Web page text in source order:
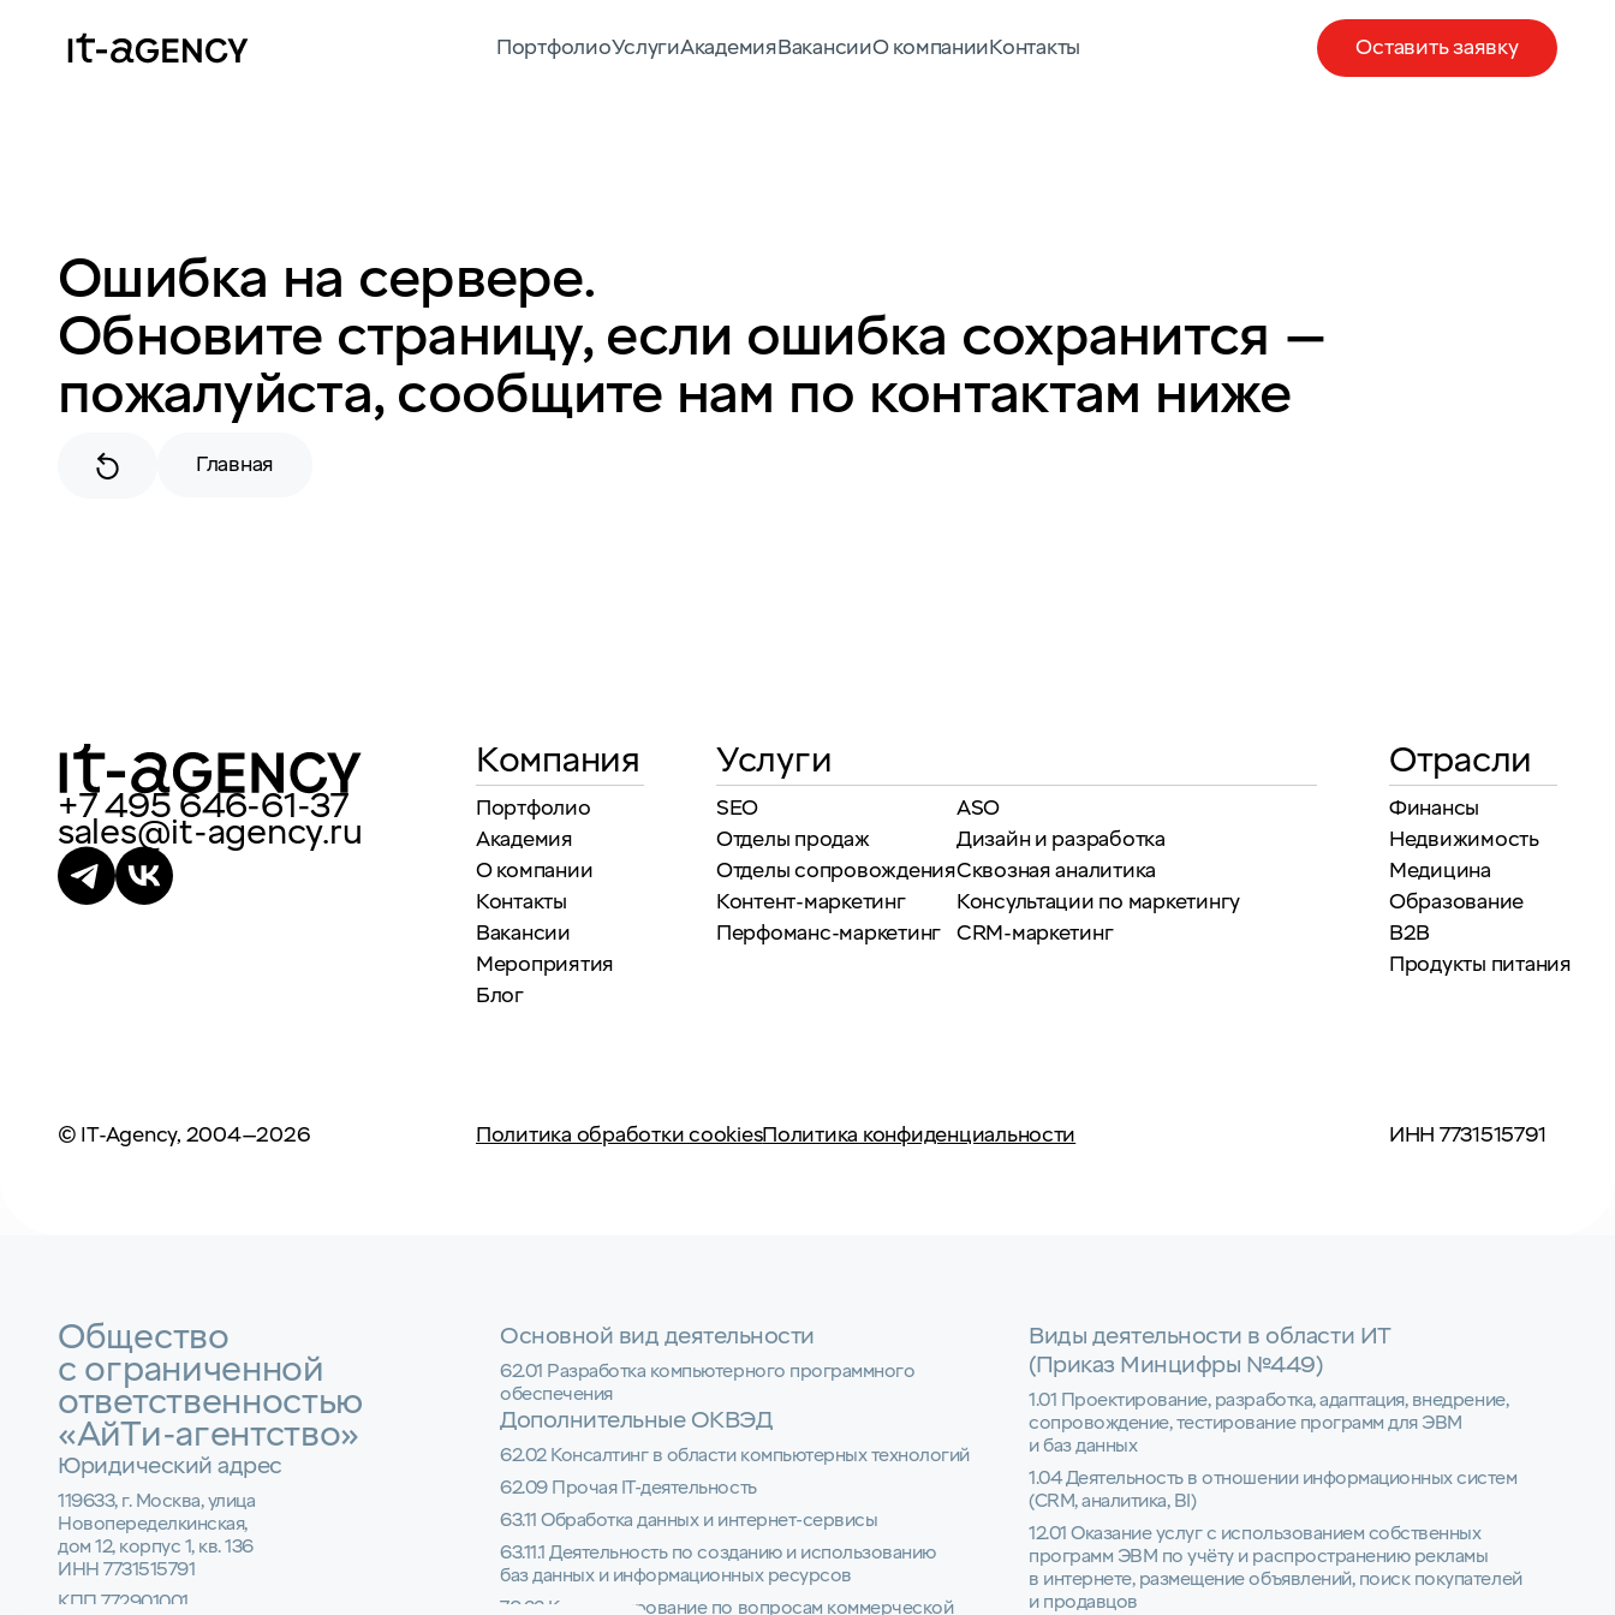
ПортфолиоУслугиАкадемияВакансииО компанииКонтакты Оставить заявку
Ошибка на сервере.
Обновите страницу, если ошибка сохранится —
пожалуйста, сообщите нам по контактам ниже
Главная
+7 495 646-61-37
sales@it-agency.ru
Компания
Портфолио
Академия
О компании
Контакты
Вакансии
Мероприятия
Блог
Услуги
SEO
Отделы продаж
Отделы сопровождения
Контент-маркетинг
Перфоманс-маркетинг
ASO
Дизайн и разработка
Сквозная аналитика
Консультации по маркетингу
CRM-маркетинг
Отрасли
Финансы
Недвижимость
Медицина
Образование
B2B
Продукты питания
© IT-Agency, 2004—2026 Политика обработки cookiesПолитика конфиденциальности ИНН 7731515791
Общество
с ограниченной
ответственностью
«АйТи-агентство»
Юридический адрес
119633, г. Москва, улица
Новопеределкинская,
дом 12, корпус 1, кв. 136
ИНН 7731515791
КПП 772901001
Основной вид деятельности
62.01 Разработка компьютерного программного
обеспечения
Дополнительные ОКВЭД
62.02 Консалтинг в области компьютерных технологий
62.09 Прочая IT-деятельность
63.11 Обработка данных и интернет-сервисы
63.11.1 Деятельность по созданию и использованию
баз данных и информационных ресурсов
70.22 Консультирование по вопросам коммерческой
Виды деятельности в области ИТ
(Приказ Минцифры №449)
1.01 Проектирование, разработка, адаптация, внедрение,
сопровождение, тестирование программ для ЭВМ
и баз данных
1.04 Деятельность в отношении информационных систем
(CRM, аналитика, BI)
12.01 Оказание услуг с использованием собственных
программ ЭВМ по учёту и распространению рекламы
в интернете, размещение объявлений, поиск покупателей
и продавцов